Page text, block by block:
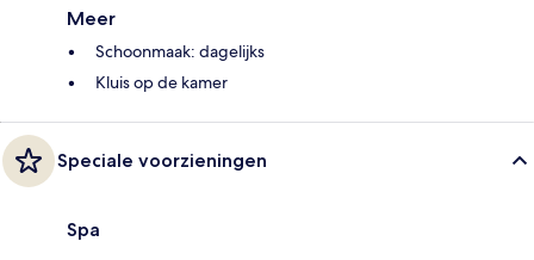
Meer
Schoonmaak: dagelijks
Kluis op de kamer
Speciale voorzieningen
Spa